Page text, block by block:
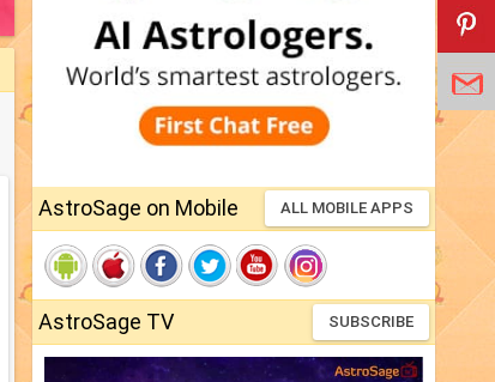
AstroSage on Mobile ALL MOBILE APPS
AstroSage TV SUBSCRIBE